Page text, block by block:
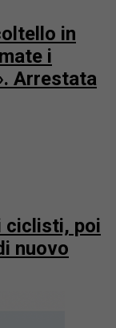
in
i
Arrestata
ciclisti, poi
nuovo